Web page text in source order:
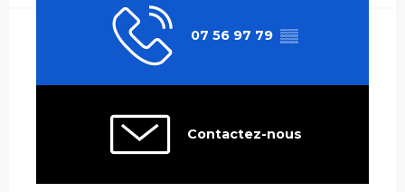
07 56 97 79 ▒▒
Contactez-nous